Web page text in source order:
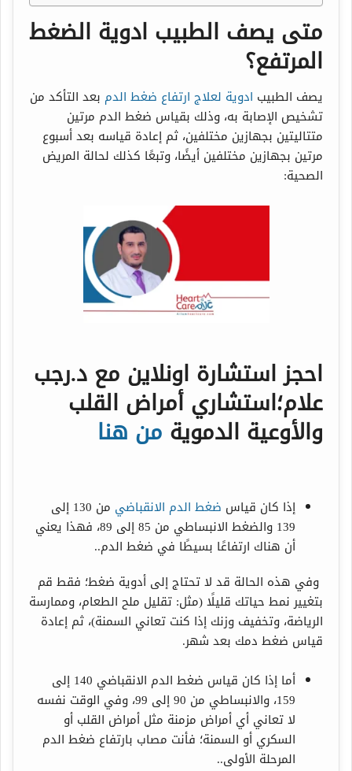
متى يصف الطبيب ادوية الضغط
المرتفع؟
يصف الطبيب ادوية لعلاج ارتفاع ضغط الدم بعد التأكد من
تشخيص الإصابة به، وذلك بقياس ضغط الدم مرتين
متتاليتين بجهازين مختلفين، ثم إعادة قياسه بعد أسبوع
مرتين بجهازين مختلفين أيضًا، وتبعًا كذلك لحالة المريض
الصحية:
احجز استشارة اونلاين مع د.رجب
علام؛استشاري أمراض القلب
والأوعية الدموية من هنا
إذا كان قياس ضغط الدم الانقباضي
من 130 إلى
139 والضغط الانبساطي من 85 إلى 89، فهذا يعني
أن هناك ارتفاعًا بسيطًا في ضغط الدم..
وفي هذه الحالة قد لا تحتاج إلى أدوية ضغط؛ فقط قم
بتغيير نمط حياتك قليلًا (مثل: تقليل ملح الطعام، وممارسة
الرياضة، وتخفيف وزنك إذا كنت تعاني السمنة)، ثم إعادة
قياس ضغط دمك بعد شهر.
أما إذا كان قياس ضغط الدم الانقباضي 140 إلى
159، والانبساطي من 90 إلى 99، وفي الوقت نفسه
لا تعاني أي أمراض مزمنة مثل أمراض القلب أو
السكري أو السمنة؛ فأنت مصاب بارتفاع ضغط الدم
المرحلة الأولى..